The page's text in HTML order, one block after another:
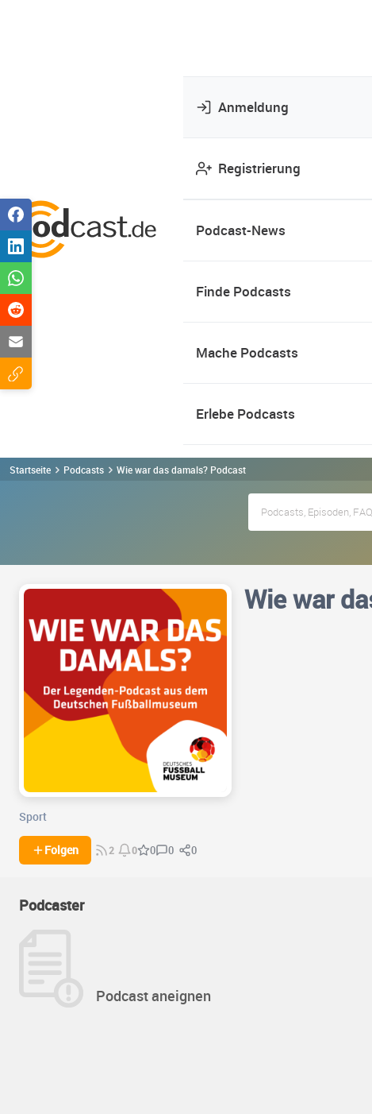
Anmeldung
Registrierung
Podcast-News
Finde Podcasts
Mache Podcasts
Erlebe Podcasts
Startseite Podcasts Wie war das damals? Podcast
Wie war
Sport
Folgen 2 0 0 0 0
Podcaster
Podcast aneignen